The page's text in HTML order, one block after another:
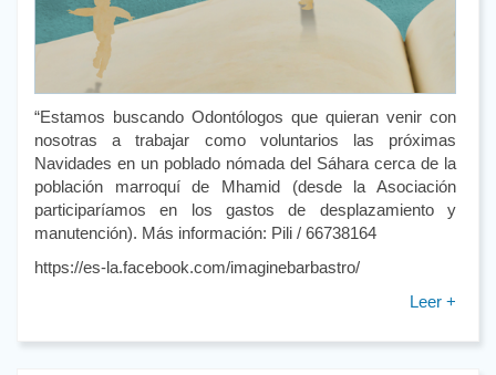
“Estamos buscando Odontólogos que quieran venir con
nosotras a trabajar como voluntarios las próximas
Navidades en un poblado nómada del Sáhara cerca de la
población marroquí de Mhamid (desde la Asociación
participaríamos en los gastos de desplazamiento y
manutención). Más información: Pili / 66738164
https://es-la.facebook.com/imaginebarbastro/
Leer +